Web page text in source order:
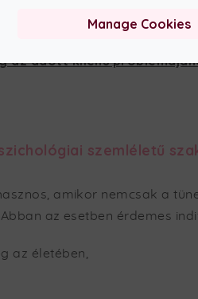
az adott kliens
szemléletű
amikor nemcsak a
az esetben érdemes
az életében,
Manage Cookies